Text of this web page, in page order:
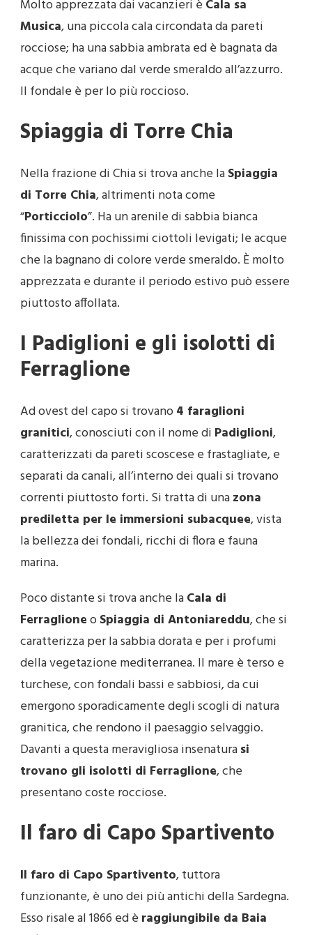
Molto apprezzata dai vacanzieri è Cala sa
Musica, una piccola cala circondata da pareti
rocciose; ha una sabbia ambrata ed è bagnata da
acque che variano dal verde smeraldo all’azzurro.
Il fondale è per lo più roccioso.
Spiaggia di Torre Chia
Nella frazione di Chia si trova anche laSpiaggia
di Torre Chia, altrimenti nota come
“Porticciolo”. Ha un arenile di sabbia bianca
finissima con pochissimi ciottoli levigati; le acque
che la bagnano di colore verde smeraldo. È molto
apprezzata e durante il periodo estivo può essere
piuttosto affollata.
I Padiglioni e gli isolotti di
Ferraglione
Ad ovest del capo si trovano4 faraglioni
granitici, conosciuti con il nome di Padiglioni,
caratterizzati da pareti scoscese e frastagliate, e
separati da canali, all’interno dei quali si trovano
correnti piuttosto forti. Si tratta di unazona
prediletta per le immersioni subacquee, vista
la bellezza dei fondali, ricchi di flora e fauna
marina.
Poco distante si trova anche laCala di
FerraglioneoSpiaggia di Antoniareddu, che si
caratterizza per la sabbia dorata e per i profumi
della vegetazione mediterranea. Il mare è terso e
turchese, con fondali bassi e sabbiosi, da cui
emergono sporadicamente degli scogli di natura
granitica, che rendono il paesaggio selvaggio.
Davanti a questa meravigliosa insenaturasi
trovano gli isolotti di Ferraglione, che
presentano coste rocciose.
Il faro di Capo Spartivento
Il faro di Capo Spartivento, tuttora
funzionante, è uno dei più antichi della Sardegna.
Esso risale al 1866 ed è raggiungibile da Baia